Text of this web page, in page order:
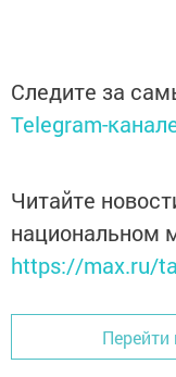
Следите за
Telegram-
Читайте
национальном
https://max.ru/
Перейти